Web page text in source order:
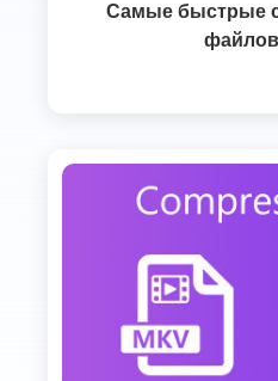
Самые быстрые
файлов